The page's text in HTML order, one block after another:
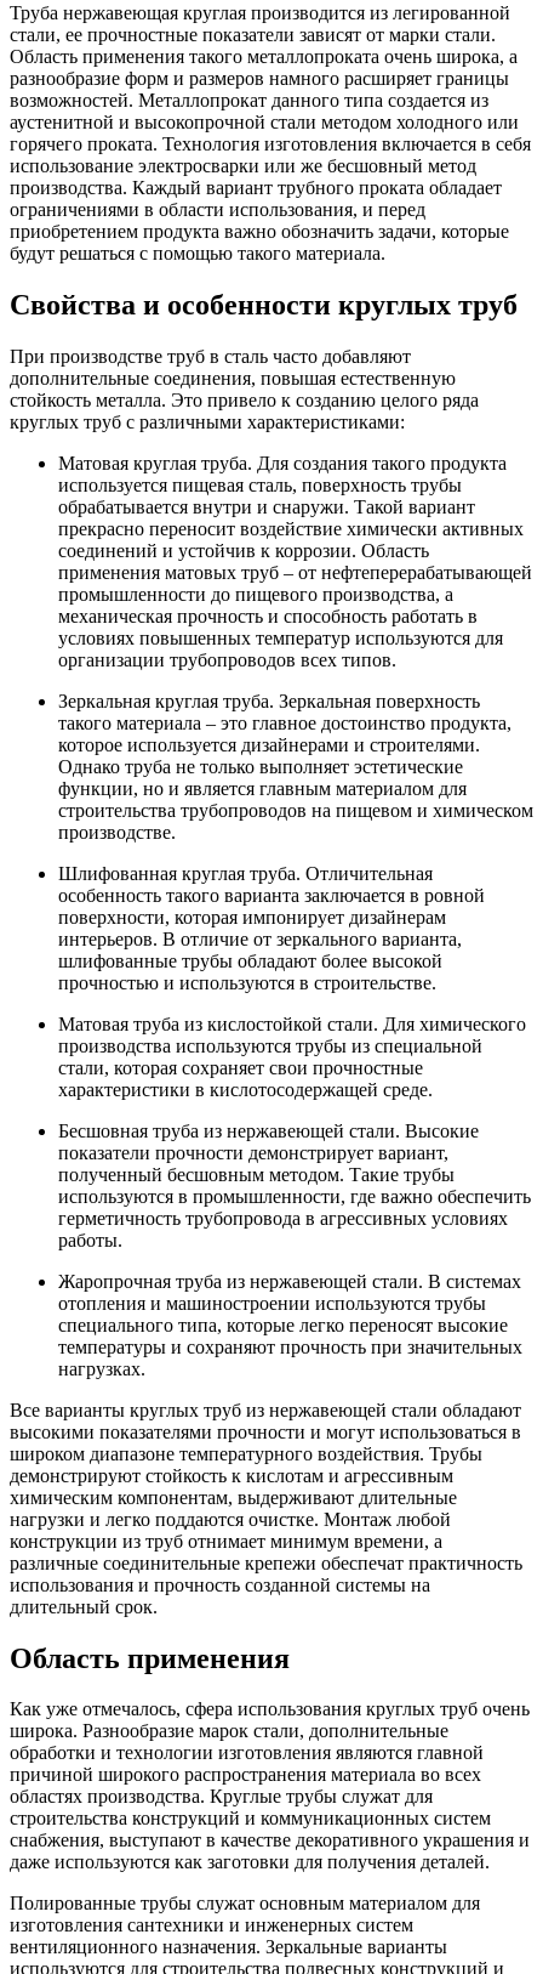
Труба нержавеющая круглая производится из легированной
стали, ее прочностные показатели зависят от марки стали.
Область применения такого металлопроката очень широка, а
разнообразие форм и размеров намного расширяет границы
возможностей. Металлопрокат данного типа создается из
аустенитной и высокопрочной стали методом холодного или
горячего проката. Технология изготовления включается в себя
использование электросварки или же бесшовный метод
производства. Каждый вариант трубного проката обладает
ограничениями в области использования, и перед
приобретением продукта важно обозначить задачи, которые
будут решаться с помощью такого материала.
Свойства и особенности круглых труб
При производстве труб в сталь часто добавляют
дополнительные соединения, повышая естественную
стойкость металла. Это привело к созданию целого ряда
круглых труб с различными характеристиками:
Матовая круглая труба. Для создания такого продукта
используется пищевая сталь, поверхность трубы
обрабатывается внутри и снаружи. Такой вариант
прекрасно переносит воздействие химически активных
соединений и устойчив к коррозии. Область
применения матовых труб – от нефтеперерабатывающей
промышленности до пищевого производства, а
механическая прочность и способность работать в
условиях повышенных температур используются для
организации трубопроводов всех типов.
Зеркальная круглая труба. Зеркальная поверхность
такого материала – это главное достоинство продукта,
которое используется дизайнерами и строителями.
Однако труба не только выполняет эстетические
функции, но и является главным материалом для
строительства трубопроводов на пищевом и химическом
производстве.
Шлифованная круглая труба. Отличительная
особенность такого варианта заключается в ровной
поверхности, которая импонирует дизайнерам
интерьеров. В отличие от зеркального варианта,
шлифованные трубы обладают более высокой
прочностью и используются в строительстве.
Матовая труба из кислостойкой стали. Для химического
производства используются трубы из специальной
стали, которая сохраняет свои прочностные
характеристики в кислотосодержащей среде.
Бесшовная труба из нержавеющей стали. Высокие
показатели прочности демонстрирует вариант,
полученный бесшовным методом. Такие трубы
используются в промышленности, где важно обеспечить
герметичность трубопровода в агрессивных условиях
работы.
Жаропрочная труба из нержавеющей стали. В системах
отопления и машиностроении используются трубы
специального типа, которые легко переносят высокие
температуры и сохраняют прочность при значительных
нагрузках.
Все варианты круглых труб из нержавеющей стали обладают
высокими показателями прочности и могут использоваться в
широком диапазоне температурного воздействия. Трубы
демонстрируют стойкость к кислотам и агрессивным
химическим компонентам, выдерживают длительные
нагрузки и легко поддаются очистке. Монтаж любой
конструкции из труб отнимает минимум времени, а
различные соединительные крепежи обеспечат практичность
использования и прочность созданной системы на
длительный срок.
Область применения
Как уже отмечалось, сфера использования круглых труб очень
широка. Разнообразие марок стали, дополнительные
обработки и технологии изготовления являются главной
причиной широкого распространения материала во всех
областях производства. Круглые трубы служат для
строительства конструкций и коммуникационных систем
снабжения, выступают в качестве декоративного украшения и
даже используются как заготовки для получения деталей.
Полированные трубы служат основным материалом для
изготовления сантехники и инженерных систем
вентиляционного назначения. Зеркальные варианты
используются для строительства подвесных конструкций и